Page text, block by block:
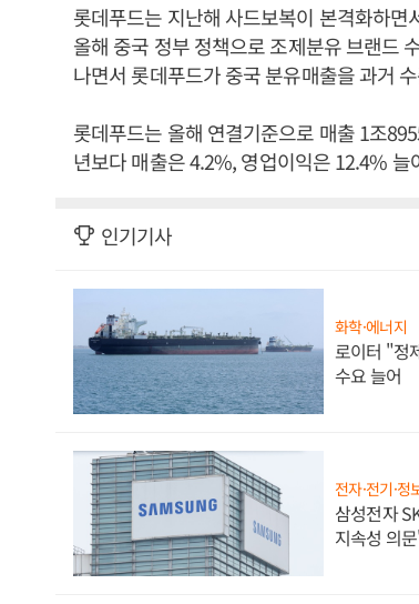
롯데푸드는 지난해 사드보복이 본격화하
올해 중국 정부 정책으로 조제분유 브랜드
나면서 롯데푸드가 중국 분유매출을 과거
롯데푸드는 올해 연결기준으로 매출 1조
년보다 매출은 4.2%, 영업이익은 12.4%
인기기사
화학·에너지
로이터 "정
수요 늘어
전자·전기·정
삼성전자
지속성 의